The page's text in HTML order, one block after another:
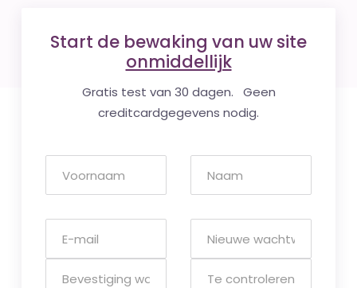
Start de bewaking van uw site
onmiddellijk
Gratis test van 30 dagen. Geen
creditcardgegevens nodig.